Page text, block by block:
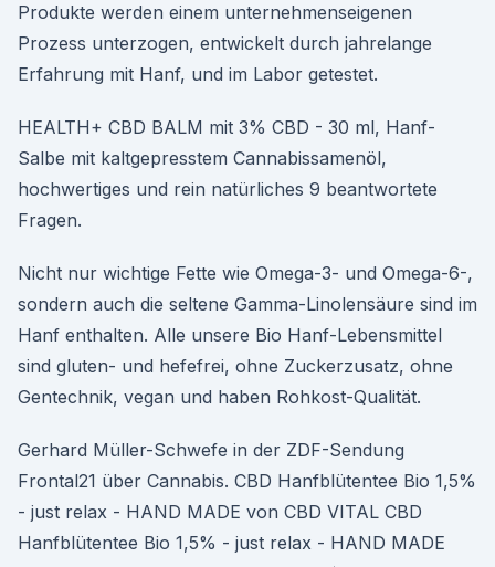
Produkte werden einem unternehmenseigenen
Prozess unterzogen, entwickelt durch jahrelange
Erfahrung mit Hanf, und im Labor getestet.
HEALTH+ CBD BALM mit 3% CBD - 30 ml, Hanf-
Salbe mit kaltgepresstem Cannabissamenöl,
hochwertiges und rein natürliches 9 beantwortete
Fragen.
Nicht nur wichtige Fette wie Omega-3- und Omega-6-,
sondern auch die seltene Gamma-Linolensäure sind im
Hanf enthalten. Alle unsere Bio Hanf-Lebensmittel
sind gluten- und hefefrei, ohne Zuckerzusatz, ohne
Gentechnik, vegan und haben Rohkost-Qualität.
Gerhard Müller-Schwefe in der ZDF-Sendung
Frontal21 über Cannabis. CBD Hanfblütentee Bio 1,5%
- just relax - HAND MADE von CBD VITAL CBD
Hanfblütentee Bio 1,5% - just relax - HAND MADE